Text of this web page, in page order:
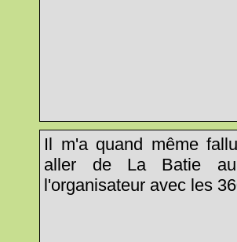
Il m'a quand même
aller de La Batie
l'organisateur avec les